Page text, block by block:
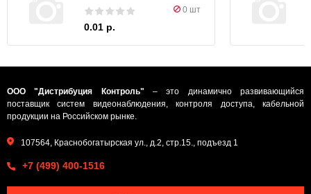
0 шт
0.01 р.
ООО "Дистрибуция Контроль" – это динамично развивающийся
поставщик систем видеонаблюдения, контроля доступа, кабельной
продукции на Российском рынке.
107564, Краснобогатырская ул., д.2, стр.15., подъезд 1
+7 (499) 400-1516